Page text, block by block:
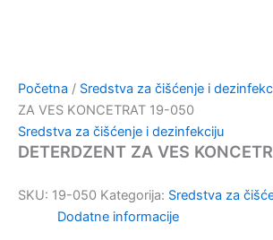
Početna / Sredstva za čišćenje i
ZA VES KONCETRAT 19-050
Sredstva za čišćenje i dezinfekciju
DETERDZENT ZA VES
SKU: 19-050 Kategorija: Sredstva za
Dodatne informacije